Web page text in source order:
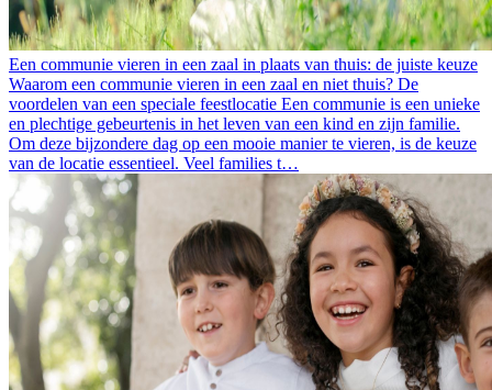
Een communie vieren in een zaal in plaats van thuis: de juiste keuze
Waarom een communie vieren in een zaal en niet thuis? De
voordelen van een speciale feestlocatie Een communie is een unieke
en plechtige gebeurtenis in het leven van een kind en zijn familie.
Om deze bijzondere dag op een mooie manier te vieren, is de keuze
van de locatie essentieel. Veel families t…